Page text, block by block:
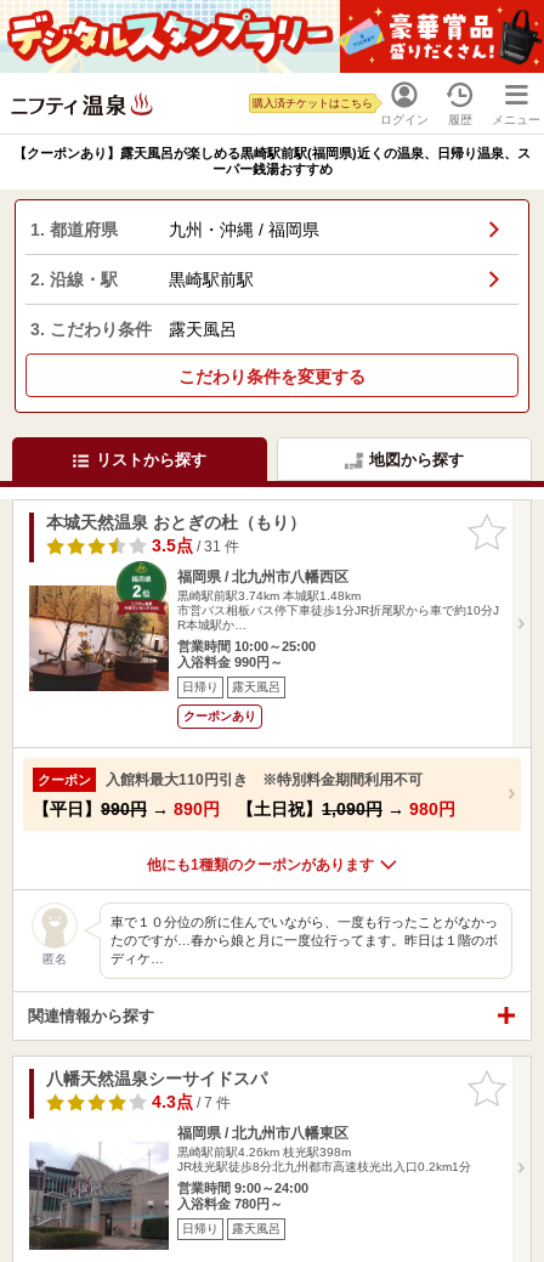
ログイン
購入済チケットはこちら
履歴 メニュー
【クーポンあり】露天風呂が楽しめる黒崎駅前駅(福岡県)近くの温泉、日帰り温泉、ス
ーパー銭湯おすすめ
1. 都道府県 九州・沖縄 / 福岡県
2. 沿線・駅 黒崎駅前駅
3. こだわり条件 露天風呂
こだわり条件を変更する
リストから探す 地図から探す
お気に入
りに追加
本城天然温泉 おとぎの杜（もり）
3.5点/ 31 件
福岡県 / 北九州市八幡西区
黒崎駅前駅3.74km 本城駅1.48km
市営バス相板バス停下車徒歩1分JR折尾駅から車で約10分J
R本城駅か…
営業時間 10:00～25:00
入浴料金 990円～
日帰り 露天風呂
クーポンあり
クーポン 入館料最大110円引き ※特別料金期間利用不可
【平日】 990円 → 890円 【土日祝】 1,090円 → 980円
他にも1種類のクーポンがあります
匿名
車で１０分位の所に住んでいながら、一度も行ったことがなかっ
たのですが…春から娘と月に一度位行ってます。昨日は１階のボ
ディケ…
関連情報から探す
お気に入
りに追加
八幡天然温泉シーサイドスパ
4.3点/ 7 件
福岡県 / 北九州市八幡東区
黒崎駅前駅4.26km 枝光駅398m
JR枝光駅徒歩8分北九州都市高速枝光出入口0.2km1分
営業時間 9:00～24:00
入浴料金 780円～
日帰り 露天風呂